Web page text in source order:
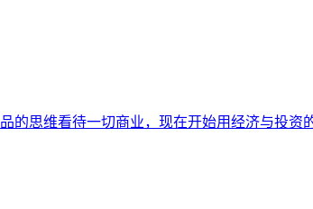
的思维看待一切商业，现在开始用经济与投